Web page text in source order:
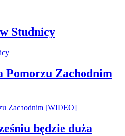
Studnicy
Pomorzu Zachodnim
będzie duża